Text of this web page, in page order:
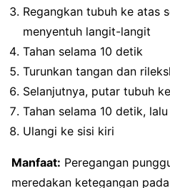
Regangkan tubuh ke atas
menyentuh langit-langit
Tahan selama 10 detik
Turunkan tangan dan
Selanjutnya, putar tubuh
Tahan selama 10 detik,
Ulangi ke sisi kiri
Manfaat: Peregangan
meredakan ketegangan